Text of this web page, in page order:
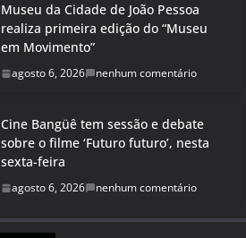
Museu da Cidade de João Pessoa
realiza primeira edição do “Museu
em Movimento”
agosto 6, 2026 nenhum comentário
Cine Bangüê tem sessão e debate
sobre o filme ‘Futuro futuro’, nesta
sexta-feira
agosto 6, 2026 nenhum comentário